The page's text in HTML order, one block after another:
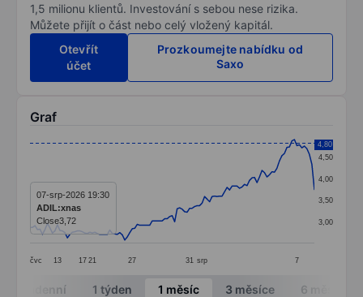
1,5 milionu klientů. Investování s sebou nese rizika.
Můžete přijít o část nebo celý vložený kapitál.
Otevřít
účet
Prozkoumejte nabídku od
Saxo
Graf
The chart has 1 X axis displaying categories.
The chart has 1 Y axis displaying values. Data
čvc 13 17 21 27 31 srp 7
3,00
3,50
4,00
4,50
4,80
07-srp-2026 19:30
ADIL:xnas
Close3,72
End of interactive chart.
Intradenní 1 týden 1 měsíc 3 měsíce 6 měsíců